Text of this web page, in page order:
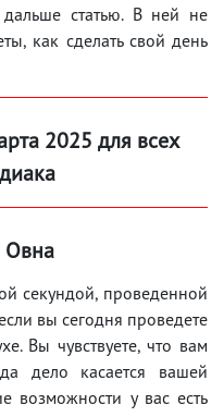
дальше статью. В ней не
как сделать свой день
2025 для всех
Овна
секундой, проведенной
вы сегодня проведете
Вы чувствуете, что вам
дело касается вашей
возможности у вас есть